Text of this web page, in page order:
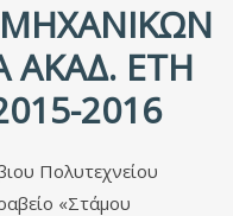
ΑΚΑΔ. ΈΤΗ
2016
Πολυτεχνείου
«Στάμου